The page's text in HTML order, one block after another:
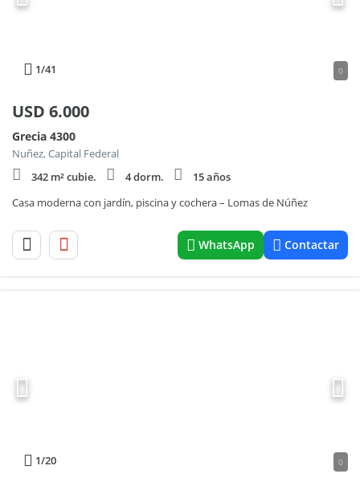
1/41 0
USD 6.000
Grecia 4300
Nuñez, Capital Federal
342 m² cubie.
4 dorm.
15 años
Casa moderna con jardín, piscina y cochera – Lomas de Núñez
WhatsApp Contactar
1/20 0